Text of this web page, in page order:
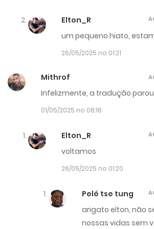
Elton_R
um pequeno hiato,
26/05/2025 no 01:21
Mithrof
Infelizmente, a tradução
01/05/2025 no 08:16
Elton_R
voltamos
26/05/2025 no 01:20
Pelé tse tung
arigato elton, não
nossas vidas sem